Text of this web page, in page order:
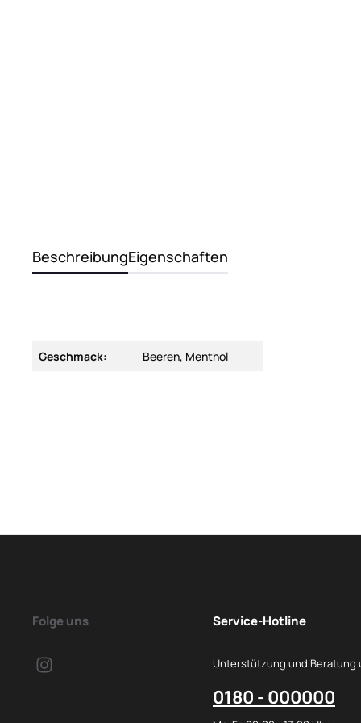
BeschreibungEigenschaften
Geschmack: Beeren, Menthol
Folge uns Service-Hotline
Unterstützung und Beratung
0180 - 000000